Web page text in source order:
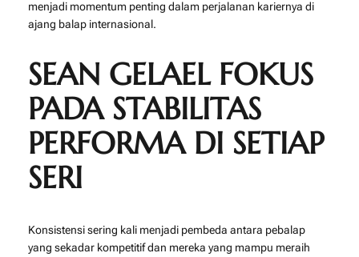
menjadi momentum penting dalam perjalanan kariernya di
ajang balap internasional.
SEAN GELAEL FOKUS
PADA STABILITAS
PERFORMA DI SETIAP
SERI
Konsistensi sering kali menjadi pembeda antara pebalap
yang sekadar kompetitif dan mereka yang mampu meraih